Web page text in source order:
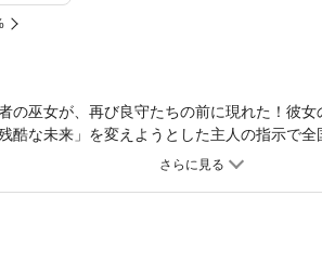
の巫女が、再び良守たちの前に現れた！彼
酷な未来」を変えようとした主人の指示で全